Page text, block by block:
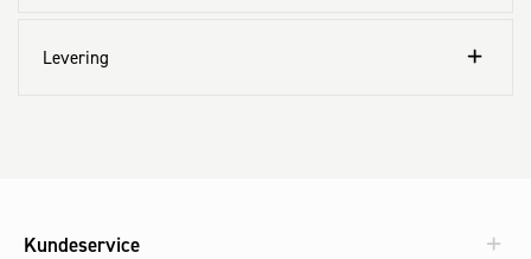
Levering
Kundeservice